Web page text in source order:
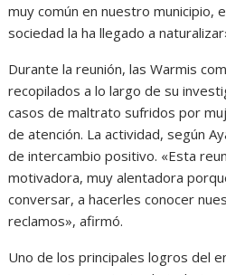
muy común en nuestro municipio,
sociedad la ha llegado a
Durante la reunión, las Warmis
recopilados a lo largo de su
casos de maltrato sufridos por
de atención. La actividad, según
de intercambio positivo. «Esta
motivadora, muy alentadora
conversar, a hacerles conocer
reclamos», afirmó.
Uno de los principales logros del